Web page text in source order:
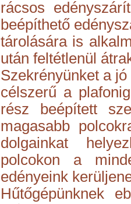
rácsos
beépíthető
tárolására is
után feltétlenül
Szekrényünket a
célszerű a
rész beépített
magasabb
dolgainkat
polcokon a
edényeink
Hűtőgépünknek